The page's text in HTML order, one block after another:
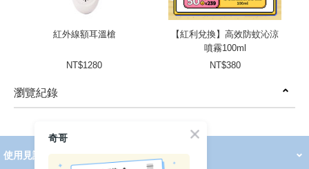
紅外線額耳溫槍
NT$1280
【紅利兌換】高效防蚊沁涼
噴霧100ml
NT$380
瀏覽紀錄
prev
next
使用見證 線上DM
奇哥